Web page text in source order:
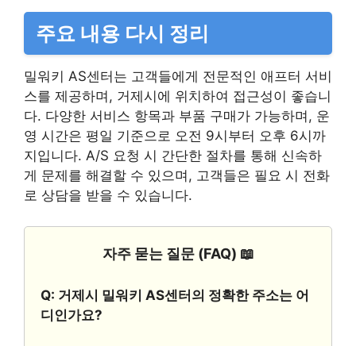
주요 내용 다시 정리
밀워키 AS센터는 고객들에게 전문적인 애프터 서비
스를 제공하며, 거제시에 위치하여 접근성이 좋습니
다. 다양한 서비스 항목과 부품 구매가 가능하며, 운
영 시간은 평일 기준으로 오전 9시부터 오후 6시까
지입니다. A/S 요청 시 간단한 절차를 통해 신속하
게 문제를 해결할 수 있으며, 고객들은 필요 시 전화
로 상담을 받을 수 있습니다.
자주 묻는 질문 (FAQ) 📖
Q: 거제시 밀워키 AS센터의 정확한 주소는 어
디인가요?